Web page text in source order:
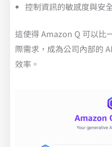
控制資訊的敏感度與安
這使得 Amazon Q 可以比
際需求，成為公司內部的
效率。